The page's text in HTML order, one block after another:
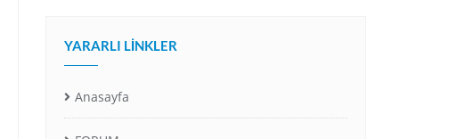
YARARLI LINKLER
Anasayfa